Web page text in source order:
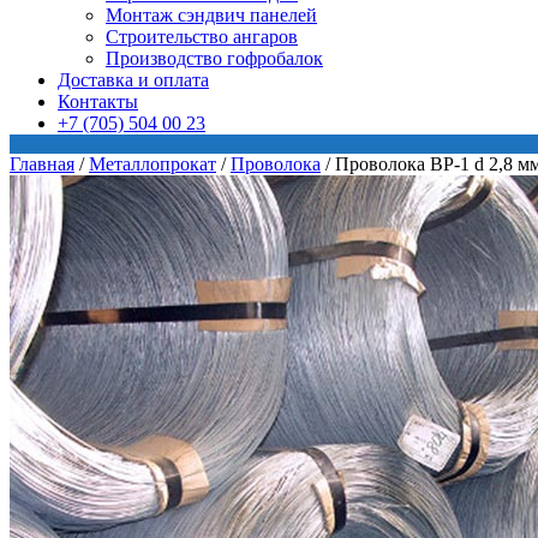
Монтаж сэндвич панелей
Строительство ангаров
Производство гофробалок
Доставка и оплата
Контакты
+7 (705) 504 00 23
Главная / Металлопрокат / Проволока /Проволока ВР-1 d 2,8